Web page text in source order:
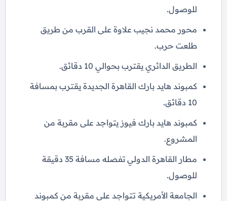
للوصول.
محور محمد نجيب علاوة على القرب من طريق
طلعت حرب.
الطريق الدائري يقترب بحوالي 10 دقائق.
كمبوند هايد بارك القاهرة الجديدة يقترب بمسافة
10 دقائق.
كمبوند هايد بارك فيوز يتواجد على مقربة من
المشروع.
مطار القاهرة الدولي تفصله مسافة 35 دقيقة
للوصول.
الجامعة الأمريكية تتواجد على مقربة من كمبوند